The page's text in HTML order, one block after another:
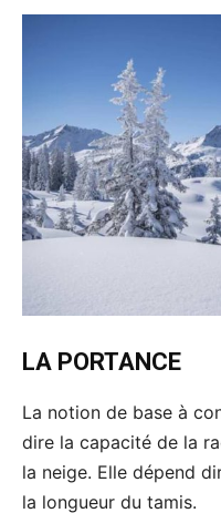
LA PORTANCE
La notion de base à
dire la capacité de la
la neige. Elle dépend
la longueur du tamis.